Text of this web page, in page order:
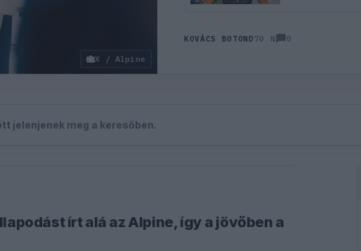
X / Alpine
KOVÁCS BOTOND 70 N 0
jelenjenek meg a keresőben.
írt alá az Alpine, így a jövőben a